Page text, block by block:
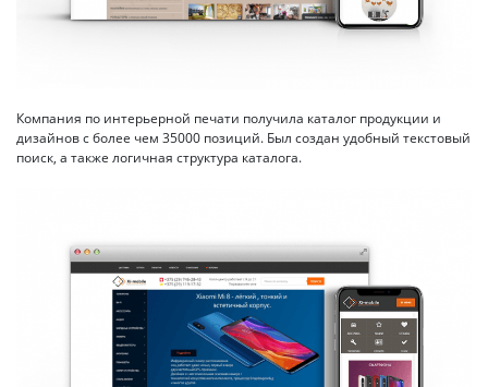
Компания по интерьерной печати получила каталог продукции и
дизайнов с более чем 35000 позиций. Был создан удобный текстовый
поиск, а также логичная структура каталога.